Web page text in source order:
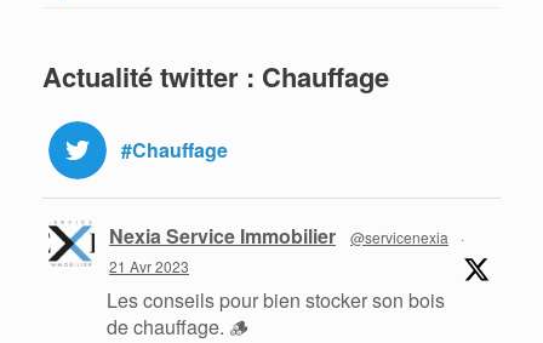
Actualité twitter : Chauffage
#Chauffage
Nexia Service Immobilier @servicenexia
·
21 Avr 2023
Les conseils pour bien stocker son bois
de chauffage. 🪵